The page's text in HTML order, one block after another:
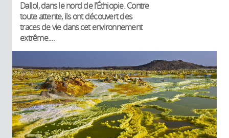
Dallol, dans le nord de l’Éthiopie. Contre
toute attente, ils ont découvert des
traces de vie dans cet environnement
extrême....